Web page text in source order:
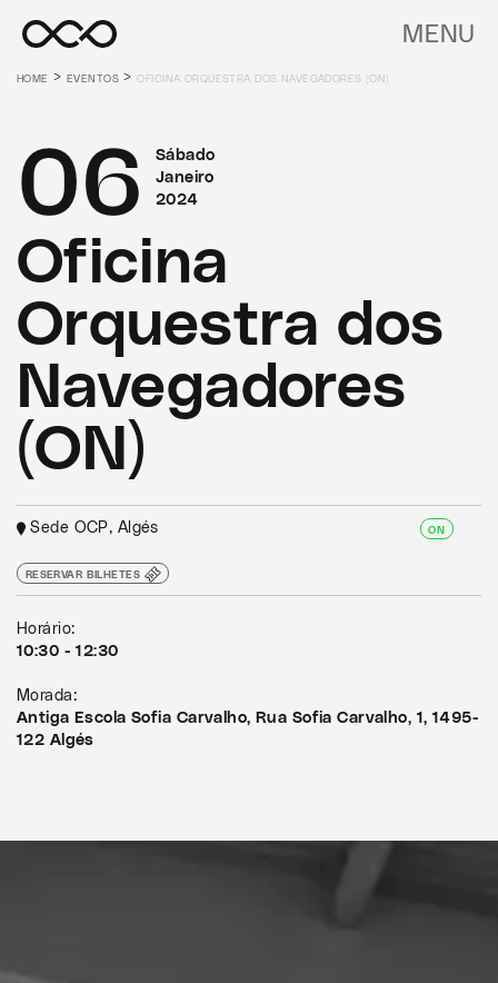
MENU
HOME >EVENTOS >OFICINA ORQUESTRA DOS NAVEGADORES (ON)
Sábado
Janeiro
2024
06
Oficina
Orquestra dos
Navegadores
(ON)
Sede OCP, Algés ON
RESERVAR BILHETES
Horário:
10:30 - 12:30
Morada:
Antiga Escola Sofia Carvalho, Rua Sofia Carvalho, 1, 1495-
122 Algés